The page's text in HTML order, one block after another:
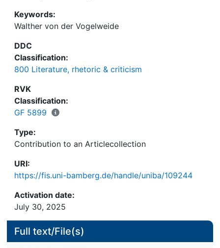
Keywords:
Walther von der Vogelweide
DDC
Classification:
800 Literature, rhetoric & criticism
RVK
Classification:
GF 5899
Type:
Contribution to an Articlecollection
URI:
https://fis.uni-bamberg.de/handle/uniba/109244
Activation date:
July 30, 2025
Full text/File(s)